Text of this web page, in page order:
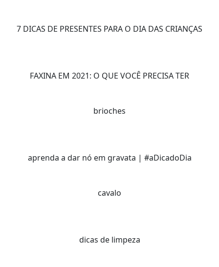
7 DICAS DE PRESENTES PARA O DIA DAS CRIANÇAS
FAXINA EM 2021: O QUE VOCÊ PRECISA TER
brioches
aprenda a dar nó em gravata | #aDicadoDia
cavalo
dicas de limpeza